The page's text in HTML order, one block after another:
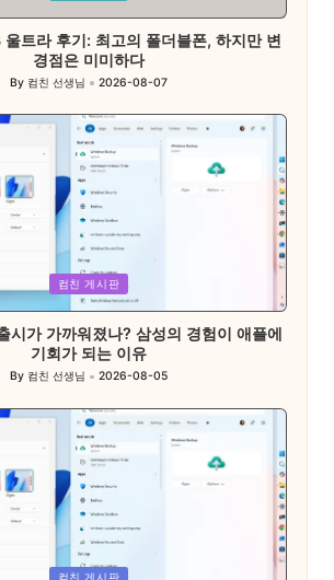
트라 후기: 최고의 폴더블폰, 하지만 변
경점은 미미하다
Posted
By 컴친 선생님 2026-08-07
컴친 게시판
시가 가까워졌나? 삼성의 경험이 애플에
기회가 되는 이유
Posted
By 컴친 선생님 2026-08-05